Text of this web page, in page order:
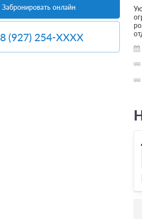
Забронировать онлайн
8 (927) 254-XXXX